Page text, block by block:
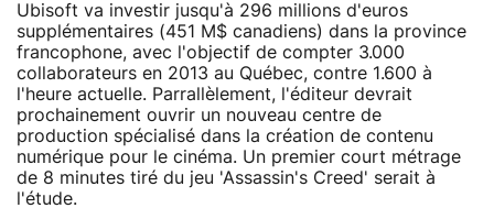
Ubisoft va investir jusqu'à 296 millions d'euros
supplémentaires (451 M$ canadiens) dans la province
francophone, avec l'objectif de compter 3.000
collaborateurs en 2013 au Québec, contre 1.600 à
l'heure actuelle. Parrallèlement, l'éditeur devrait
prochainement ouvrir un nouveau centre de
production spécialisé dans la création de contenu
numérique pour le cinéma. Un premier court métrage
de 8 minutes tiré du jeu 'Assassin's Creed' serait à
l'étude.